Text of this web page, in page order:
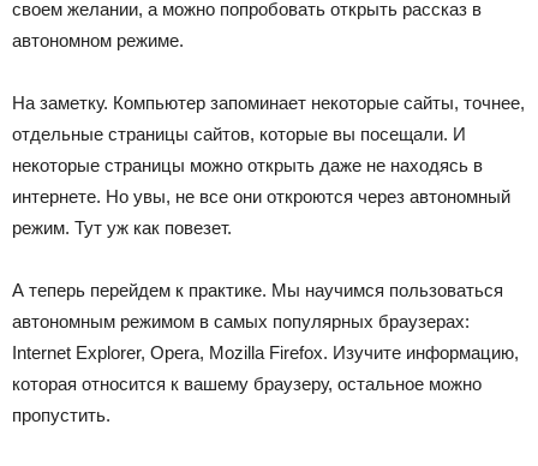
своем желании, а можно попробовать открыть рассказ в
автономном режиме.
На заметку. Компьютер запоминает некоторые сайты, точнее,
отдельные страницы сайтов, которые вы посещали. И
некоторые страницы можно открыть даже не находясь в
интернете. Но увы, не все они откроются через автономный
режим. Тут уж как повезет.
А теперь перейдем к практике. Мы научимся пользоваться
автономным режимом в самых популярных браузерах:
Internet Explorer, Opera, Mozilla Firefox. Изучите информацию,
которая относится к вашему браузеру, остальное можно
пропустить.